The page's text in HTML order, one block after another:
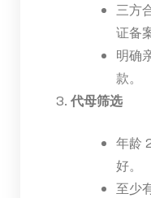
三方
证备
明确
款。
代母筛选
年龄
好。
至少